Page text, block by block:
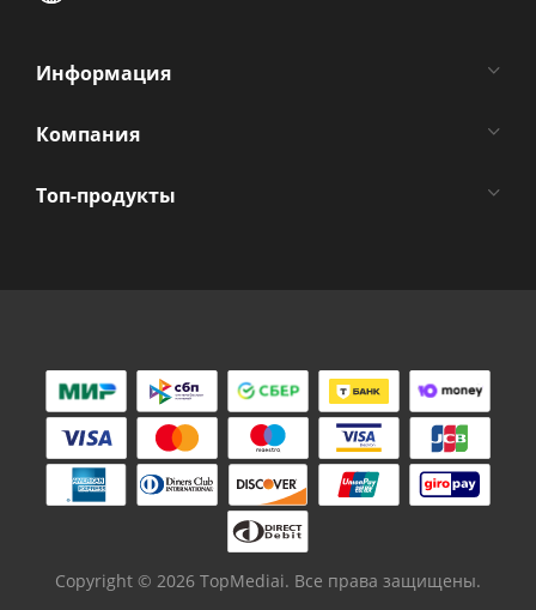
Информация
Компания
Топ-продукты
Copyright © 2026 TopMediai. Все права защищены.